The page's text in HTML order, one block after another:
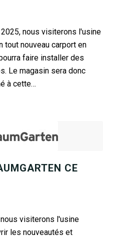
nous visiterons l'usine
tout nouveau carport en
faire installer des
Le magasin sera donc
à cette…
CE
visiterons l'usine
les nouveautés et